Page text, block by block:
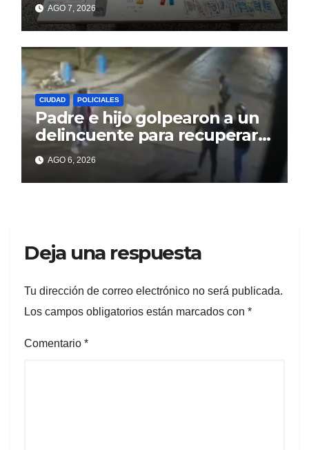
AGO 7, 2026
CIUDAD POLICIALES
Padre e hijo golpearon a un
delincuente para recuperar
un celular robado en Berisso
AGO 6, 2026
Deja una respuesta
Tu dirección de correo electrónico no será publicada.
Los campos obligatorios están marcados con *
Comentario *